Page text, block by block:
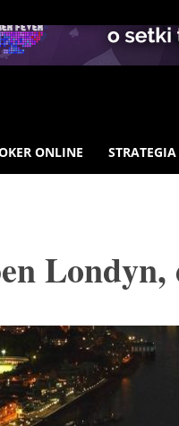
ONLINE STRATEGIA
Londyn,